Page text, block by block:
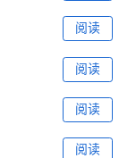
阅读
阅读
阅读
阅读